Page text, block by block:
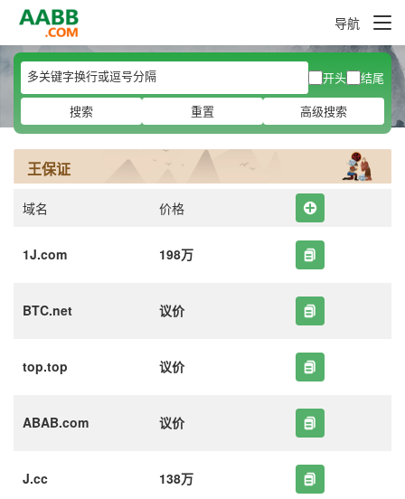
导航
开头
结尾
搜索
重置 高级搜索
王保证
域名 价格
1J.com 198万
BTC.net 议价
top.top 议价
ABAB.com 议价
J.cc 138万